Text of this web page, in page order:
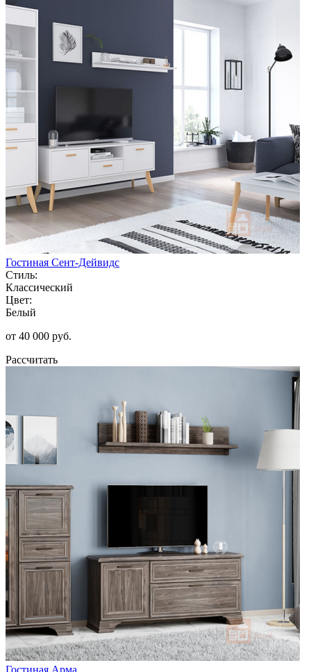
Гостиная Сент-Дейвидс
Стиль:
Классический
Цвет:
Белый
от 40 000 руб.
Рассчитать
Гостиная Арма